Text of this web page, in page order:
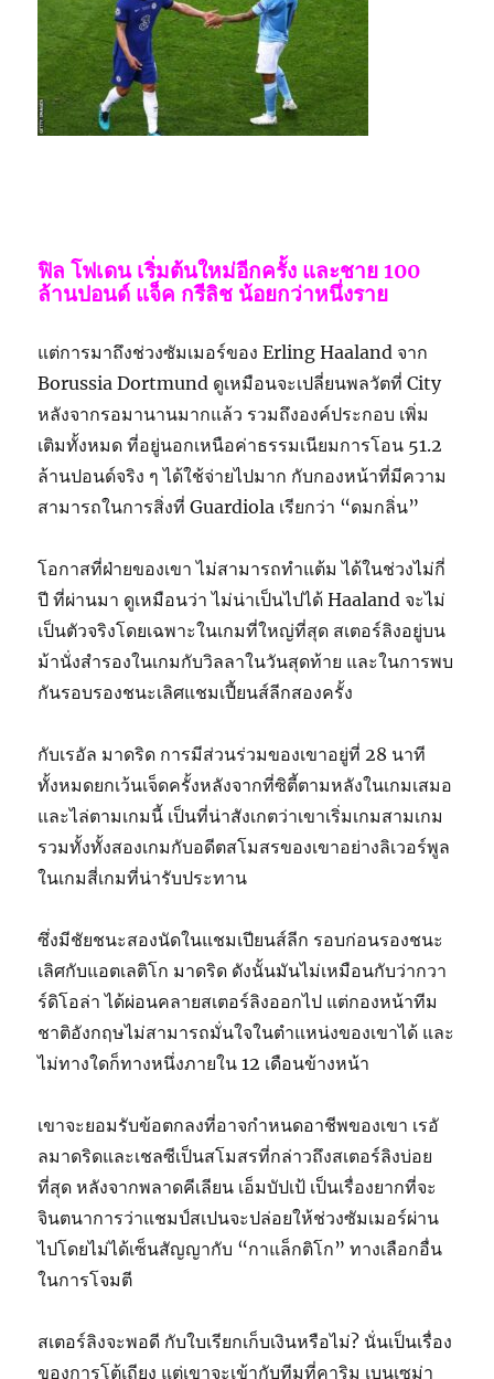
ฟิล โฟเดน เริ่มต้นใหม่อีกครั้ง และชาย 100
ล้านปอนด์ แจ็ค กรีลิช น้อยกว่าหนึ่งราย
แต่การมาถึงช่วงซัมเมอร์ของ Erling Haaland จาก
Borussia Dortmund ดูเหมือนจะเปลี่ยนพลวัตที่ City
หลังจากรอมานานมากแล้ว รวมถึงองค์ประกอบ เพิ่ม
เติมทั้งหมด ที่อยู่นอกเหนือค่าธรรมเนียมการโอน 51.2
ล้านปอนด์จริง ๆ ได้ใช้จ่ายไปมาก กับกองหน้าที่มีความ
สามารถในการสิ่งที่ Guardiola เรียกว่า “ดมกลิ่น”
โอกาสที่ฝ่ายของเขา ไม่สามารถทำแต้ม ได้ในช่วงไม่กี่
ปี ที่ผ่านมา ดูเหมือนว่า ไม่น่าเป็นไปได้ Haaland จะไม่
เป็นตัวจริงโดยเฉพาะในเกมที่ใหญ่ที่สุด สเตอร์ลิงอยู่บน
ม้านั่งสำรองในเกมกับวิลลาในวันสุดท้าย และในการพบ
กันรอบรองชนะเลิศแชมเปี้ยนส์ลีกสองครั้ง
กับเรอัล มาดริด การมีส่วนร่วมของเขาอยู่ที่ 28 นาที
ทั้งหมดยกเว้นเจ็ดครั้งหลังจากที่ซิตี้ตามหลังในเกมเสมอ
และไล่ตามเกมนี้ เป็นที่น่าสังเกตว่าเขาเริ่มเกมสามเกม
รวมทั้งทั้งสองเกมกับอดีตสโมสรของเขาอย่างลิเวอร์พูล
ในเกมสี่เกมที่น่ารับประทาน
ซึ่งมีชัยชนะสองนัดในแชมเปียนส์ลีก รอบก่อนรองชนะ
เลิศกับแอตเลติโก มาดริด ดังนั้นมันไม่เหมือนกับว่ากวา
ร์ดิโอล่า ได้ผ่อนคลายสเตอร์ลิงออกไป แต่กองหน้าทีม
ชาติอังกฤษไม่สามารถมั่นใจในตำแหน่งของเขาได้ และ
ไม่ทางใดก็ทางหนึ่งภายใน 12 เดือนข้างหน้า
เขาจะยอมรับข้อตกลงที่อาจกำหนดอาชีพของเขา เรอั
ลมาดริดและเชลซีเป็นสโมสรที่กล่าวถึงสเตอร์ลิงบ่อย
ที่สุด หลังจากพลาดคีเลียน เอ็มบัปเป้ เป็นเรื่องยากที่จะ
จินตนาการว่าแชมป์สเปนจะปล่อยให้ช่วงซัมเมอร์ผ่าน
ไปโดยไม่ได้เซ็นสัญญากับ “กาแล็กติโก” ทางเลือกอื่น
ในการโจมตี
สเตอร์ลิงจะพอดี กับใบเรียกเก็บเงินหรือไม่? นั่นเป็นเรื่อง
ของการโต้เถียง แต่เขาจะเข้ากับทีมที่คาริม เบนเซม่า